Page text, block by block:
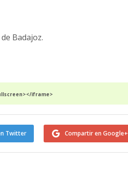
Badajoz.
iframe>
Compartir en Google+
Twitter